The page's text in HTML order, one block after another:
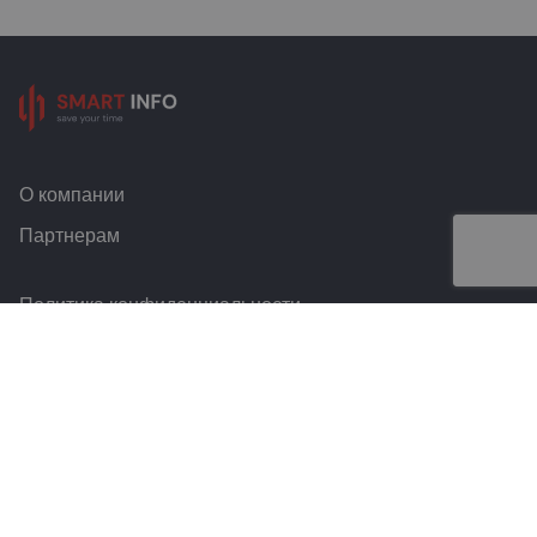
О компании
Партнерам
Политика конфиденциальности